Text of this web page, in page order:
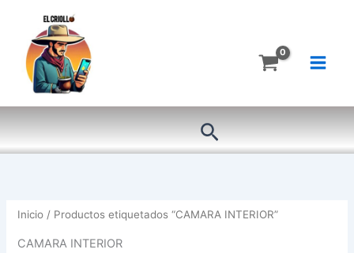
contenido
Buscar
Inicio / Productos etiquetados “CAMARA INTERIOR”
CAMARA INTERIOR